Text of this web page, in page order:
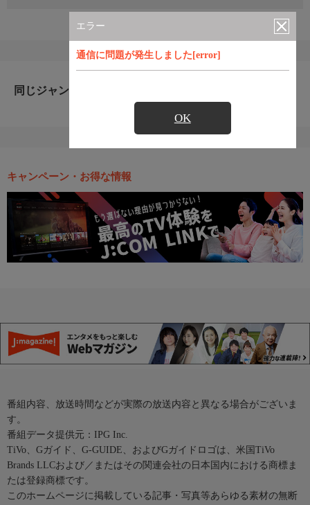
エラー
通信に問題が発生しました[error]
OK
同じジャンルのおすすめ番組
キャンペーン・お得な情報
番組内容、放送時間などが実際の放送内容と異なる場合がございま
す。
番組データ提供元：IPG Inc.
TiVo、Gガイド、G-GUIDE、およびGガイドロゴは、米国TiVo
Brands LLCおよび／またはその関連会社の日本国内における商標ま
たは登録商標です。
このホームページに掲載している記事・写真等あらゆる素材の無断